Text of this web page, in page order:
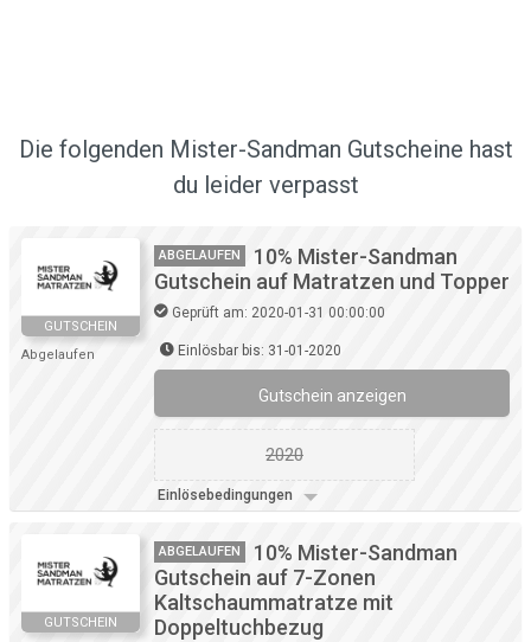
Die folgenden Mister-Sandman Gutscheine hast
du leider verpasst
GUTSCHEIN
Abgelaufen
ABGELAUFEN
10% Mister-Sandman
Gutschein auf Matratzen und Topper
Geprüft am: 2020-01-31 00:00:00
Einlösbar bis: 31-01-2020
Gutschein anzeigen
2020
Einlösebedingungen
GUTSCHEIN
ABGELAUFEN
10% Mister-Sandman
Gutschein auf 7-Zonen
Kaltschaummatratze mit
Doppeltuchbezug